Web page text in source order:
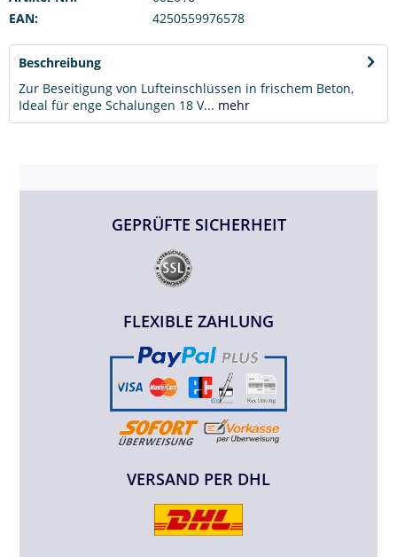
EAN:
4250559976578
Beschreibung
Zur Beseitigung von Lufteinschlüssen in frischem Beton,
Ideal für enge Schalungen 18 V... mehr
GEPRÜFTE SICHERHEIT
FLEXIBLE ZAHLUNG
VERSAND PER DHL